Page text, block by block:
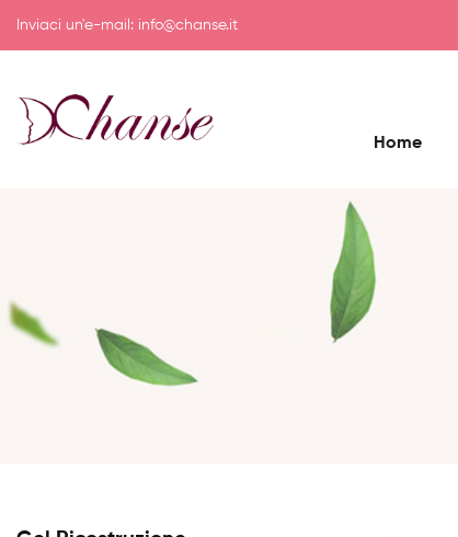
Inviaci un'e-mail: info@chanse.it
Home